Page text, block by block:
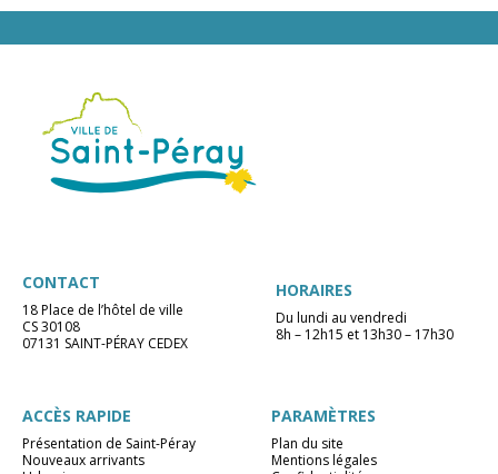
CONTACT
18 Place de l’hôtel de ville
CS 30108
07131 SAINT-PÉRAY CEDEX
HORAIRES
Du lundi au vendredi
8h – 12h15 et 13h30 – 17h30
ACCÈS RAPIDE
Présentation de Saint-Péray
Nouveaux arrivants
PARAMÈTRES
Plan du site
Mentions légales